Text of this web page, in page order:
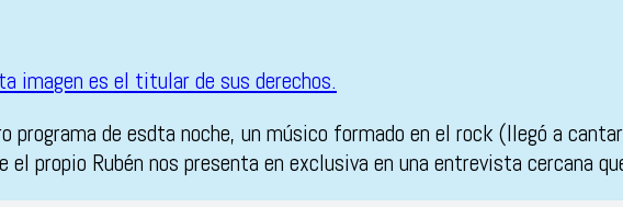
programa de esdta noche, un músico formado en el rock (llegó a
propio Rubén nos presenta en exclusiva en una entrevista cercana